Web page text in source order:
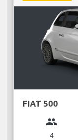
FIAT 500
group
4